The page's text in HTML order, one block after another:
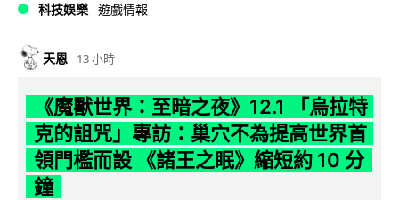
科技娛樂 遊戲情報
天恩 13 小時
《魔獸世界：至暗之夜》12.1 「烏拉特
克的詛咒」專訪：巢穴不為提高世界首
領門檻而設 《諸王之眠》縮短約 10 分
鐘